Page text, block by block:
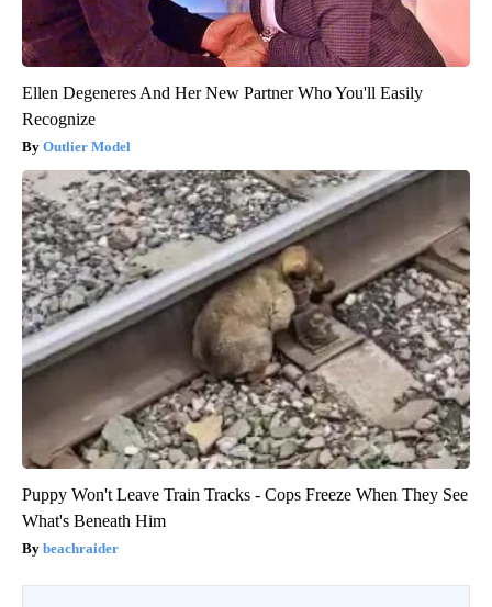
Ellen Degeneres And Her New Partner Who You'll Easily
Recognize
Outlier Model
Puppy Won't Leave Train Tracks - Cops Freeze When They See
What's Beneath Him
beachraider